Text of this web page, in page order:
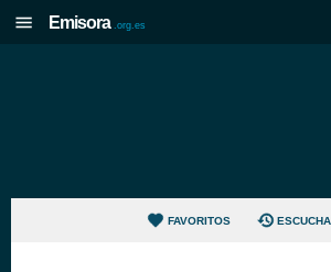
Emisora .org.es
FAVORITOS